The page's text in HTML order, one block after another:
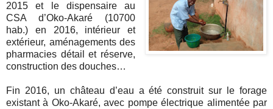
2015 et le dispensaire au
CSA d’Oko-Akaré (10700
hab.) en 2016, intérieur et
extérieur, aménagements des
pharmacies détail et réserve,
construction des douches…
Fin 2016, un château d’eau a été construit sur le forage
existant à Oko-Akaré, avec pompe électrique alimentée par